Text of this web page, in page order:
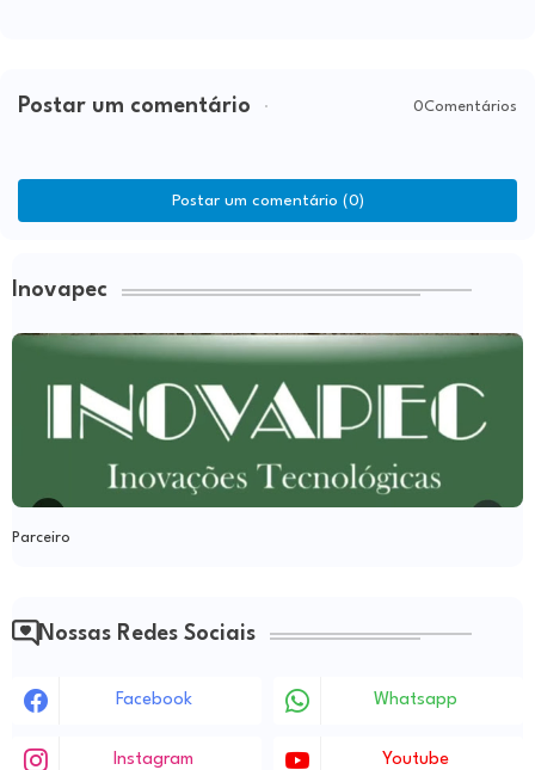
Postar um comentário 0Comentários
Postar um comentário (0)
Inovapec
Parceiro
Nossas Redes Sociais
Facebook Whatsapp
Instagram Youtube